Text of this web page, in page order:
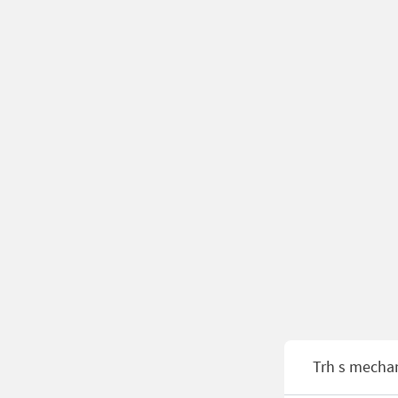
Trh s